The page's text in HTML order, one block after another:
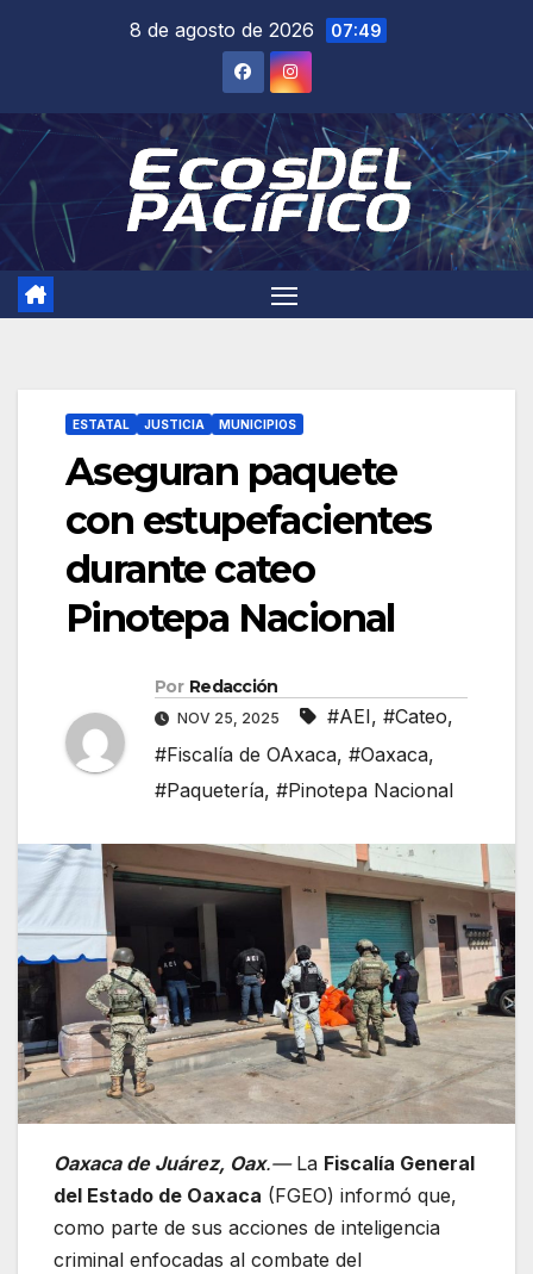
8 de agosto de 2026 07:49
ESTATAL JUSTICIA MUNICIPIOS
Aseguran paquete
con estupefacientes
durante cateo
Pinotepa Nacional
Por Redacción
NOV 25, 2025 #AEI, #Cateo,
#Fiscalía de OAxaca, #Oaxaca,
#Paquetería, #Pinotepa Nacional
Oaxaca de Juárez, Oax.—La Fiscalía General
del Estado de Oaxaca (FGEO) informó que,
como parte de sus acciones de inteligencia
criminal enfocadas al combate del